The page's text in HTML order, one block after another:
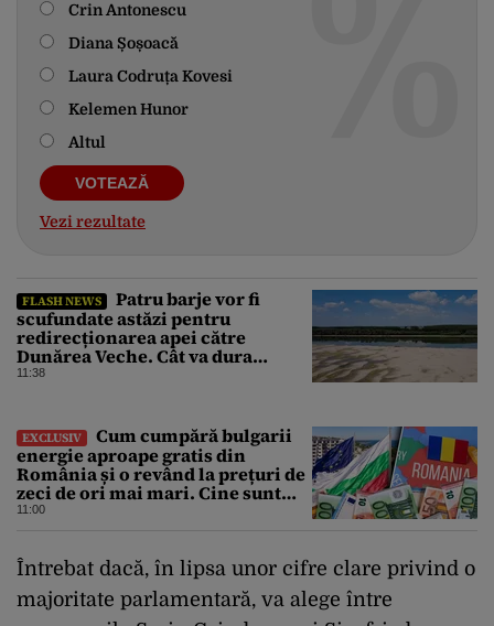
Crin Antonescu
Diana Șoșoacă
Laura Codruța Kovesi
Kelemen Hunor
Altul
Vezi rezultate
FLASH NEWS
Patru barje vor fi
scufundate astăzi pentru
redirecționarea apei către
Dunărea Veche. Cât va dura
operațiunea
11:38
EXCLUSIV
Cum cumpără bulgarii
energie aproape gratis din
România și o revând la prețuri de
zeci de ori mai mari. Cine sunt
noii „băieți deștepți” din energie
11:00
Întrebat dacă, în lipsa unor cifre clare privind o
majoritate parlamentară, va alege între